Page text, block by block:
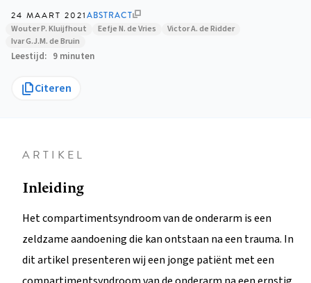
24 MAART 2021ABSTRACT
Wouter P. Kluijfhout
Eefje N. de Vries
Victor A. de Ridder
Ivar G.J.M. de Bruin
Leestijd 9 minuten
Citeren
ARTIKEL
Inleiding
Het compartimentsyndroom van de onderarm is een
zeldzame aandoening die kan ontstaan na een trauma. In
dit artikel presenteren wij een jonge patiënt met een